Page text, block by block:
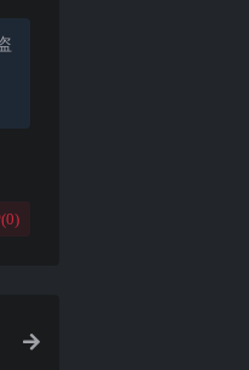
0)